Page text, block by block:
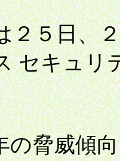
５日、２
セキュリ
脅威傾向